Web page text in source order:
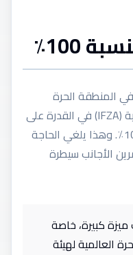
في المنطقة الحرة
العالمية لهيئة المناطق الحرة الدولية (IFZA) في القدرة على
الحصول على ملكية أجنبية بنسبة 100٪. وهذا يلغي الحاجة
الأجانب سيطرة
كبيرة، خاصة
العالمية لهيئة